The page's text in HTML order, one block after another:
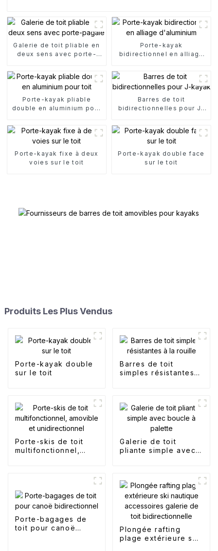
Galerie de toit pliable en
deux sens avec porte-
Porte-kayak
bidirectionnel en alliage
Porte-kayak pliable
double en aluminium pour
Barres de toit
bidirectionnelles pour J-
Porte-kayak fixe à deux
voies sur le toit
Porte-kayak double face
sur le toit
Produits Les Plus Vendus
Porte-kayak double
sur le toit
Barres de toit
simples résistantes à
Porte-skis de toit
multifonctionnel,
Galerie de toit
pliante simple avec
Porte-bagages de
toit pour canoë
Plongée rafting
plage extérieure ski